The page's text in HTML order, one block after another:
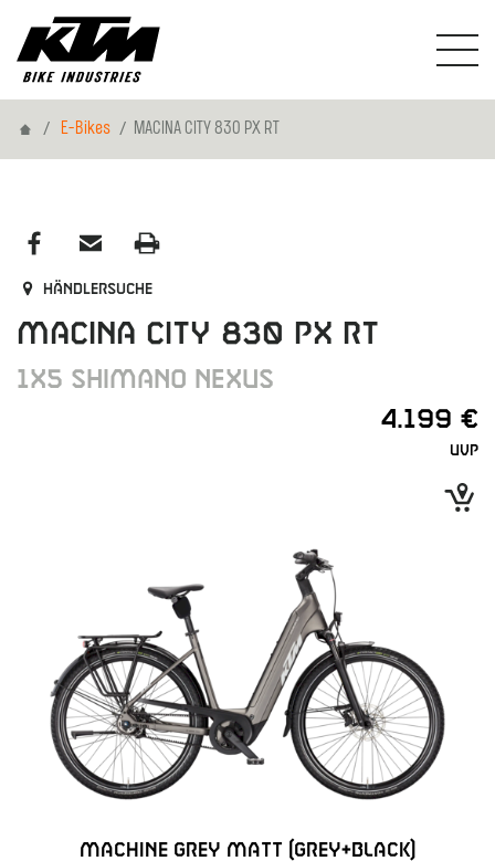
HomeE-Bikes MACINA CITY 830 PX RT
Händlersuche
MACINA CITY 830 PX RT
1X5 SHIMANO NEXUS
4.199 €
UVP
MACHINE GREY MATT (GREY+BLACK)